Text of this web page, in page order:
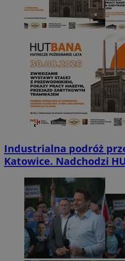
Industrialna podróż
Katowice. Nadchodzi